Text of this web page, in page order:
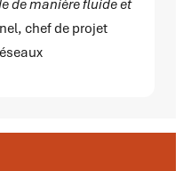
de manière fluide et
chef de projet